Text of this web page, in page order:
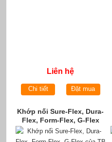
Liên hệ
Chi tiết Đặt mua
Khớp nối Sure-Flex, Dura-
Flex, Form-Flex, G-Flex
của TB Woods